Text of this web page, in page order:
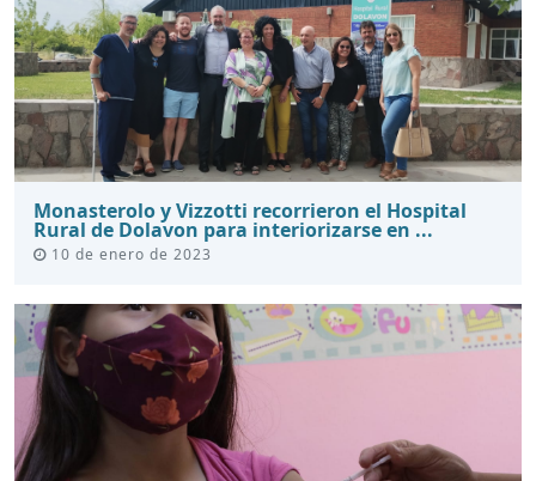
Monasterolo y Vizzotti recorrieron el Hospital
Rural de Dolavon para interiorizarse en ...
10 de enero de 2023